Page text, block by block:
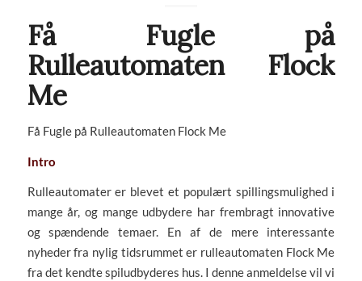
Få Fugle på
Rulleautomaten Flock
Me
Få Fugle på Rulleautomaten Flock Me
Intro
Rulleautomater er blevet et populært spillingsmulighed i
mange år, og mange udbydere har frembragt innovative
og spændende temaer. En af de mere interessante
nyheder fra nylig tidsrummet er rulleautomaten Flock Me
fra det kendte spiludbyderes hus. I denne anmeldelse vil vi